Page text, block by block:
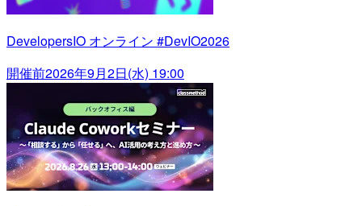
DevelopersIO オンライン #DevIO2026
開催前2026年9月2日(水) 19:00